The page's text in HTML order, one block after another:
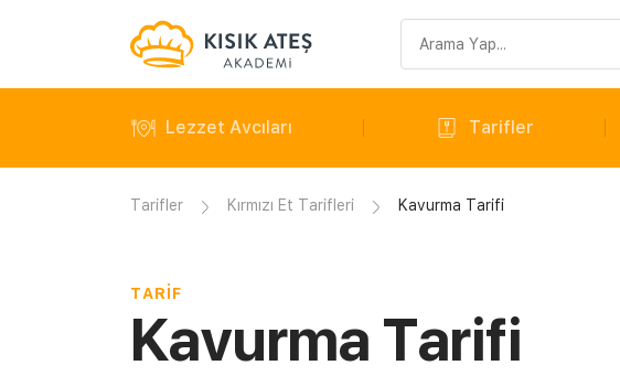
sorgusu
Lezzet Avcıları Tarifler
Tarifler Kırmızı Et Tarifleri Kavurma Tarifi
TARIF
Kavurma Tarifi